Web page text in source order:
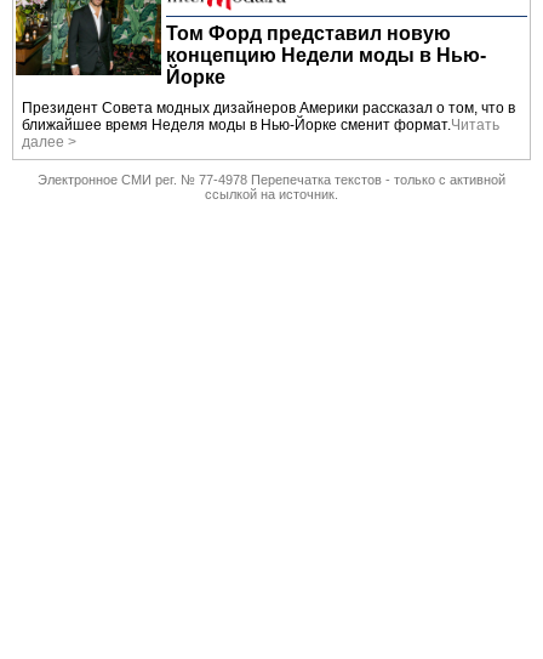
Том Форд представил новую
концепцию Недели моды в Нью-
Йорке
Президент Совета модных дизайнеров Америки рассказал о том, что в
ближайшее время Неделя моды в Нью-Йорке сменит формат.Читать
далее >
Электронное СМИ рег. № 77-4978 Перепечатка текстов - только с активной
ссылкой на источник.